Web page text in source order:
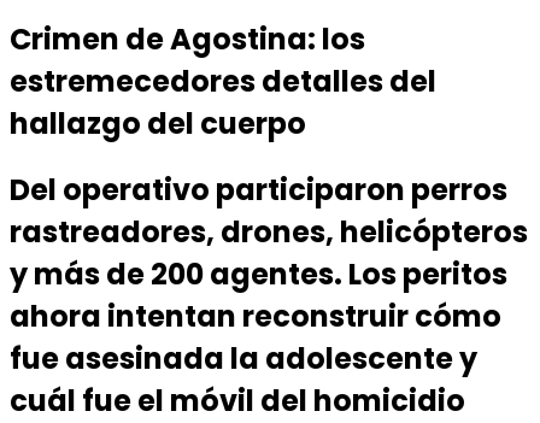
Crimen de Agostina: los
estremecedores detalles del
hallazgo del cuerpo
Del operativo participaron perros
rastreadores, drones, helicópteros
y más de 200 agentes. Los peritos
ahora intentan reconstruir cómo
fue asesinada la adolescente y
cuál fue el móvil del homicidio